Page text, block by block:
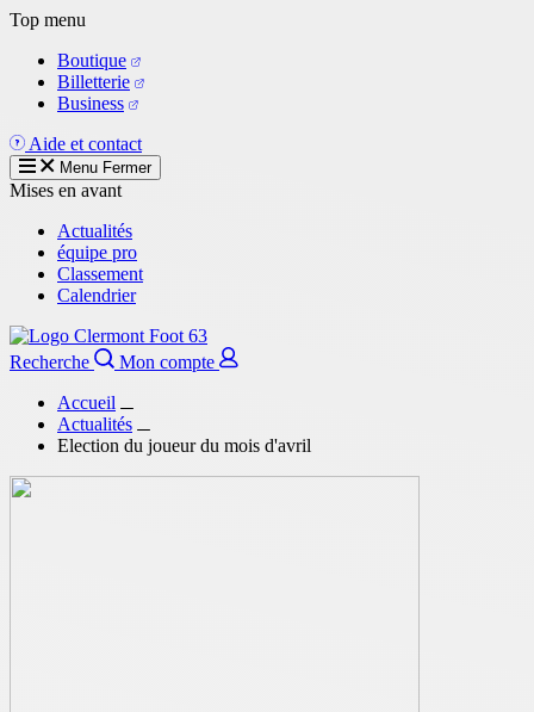
Aller
contenu
principal
Top menu
Boutique
Billetterie
Business
Aide et contact
Menu Fermer
Mises en avant
Actualités
équipe pro
Classement
Calendrier
Recherche
Mon compte
Accueil
Actualités
Election du joueur du mois d'avril